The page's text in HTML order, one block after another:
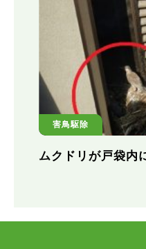
害鳥駆除
ムクドリが戸袋内